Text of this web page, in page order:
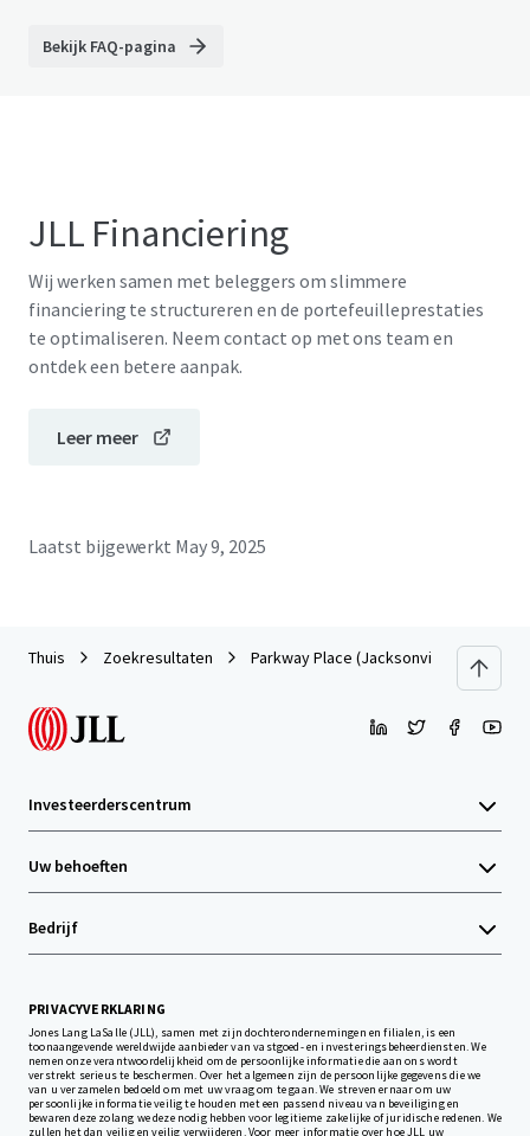
Bekijk FAQ-pagina
JLL Financiering
Wij werken samen met beleggers om slimmere
financiering te structureren en de portefeuilleprestaties
te optimaliseren. Neem contact op met ons team en
ontdek een betere aanpak.
Leer meer
Laatst bijgewerkt May 9, 2025
Thuis Zoekresultaten Parkway Place (Jacksonville, FL)
Investeerderscentrum
Uw behoeften
Bedrijf
PRIVACYVERKLARING
Jones Lang LaSalle (JLL), samen met zijn dochterondernemingen en filialen, is een
toonaangevende wereldwijde aanbieder van vastgoed- en investeringsbeheerdiensten. We
nemen onze verantwoordelijkheid om de persoonlijke informatie die aan ons wordt
verstrekt serieus te beschermen. Over het algemeen zijn de persoonlijke gegevens die we
van u verzamelen bedoeld om met uw vraag om te gaan. We streven ernaar om uw
persoonlijke informatie veilig te houden met een passend niveau van beveiliging en
bewaren deze zolang we deze nodig hebben voor legitieme zakelijke of juridische redenen. We
zullen het dan veilig en veilig verwijderen. Voor meer informatie over hoe JLL uw